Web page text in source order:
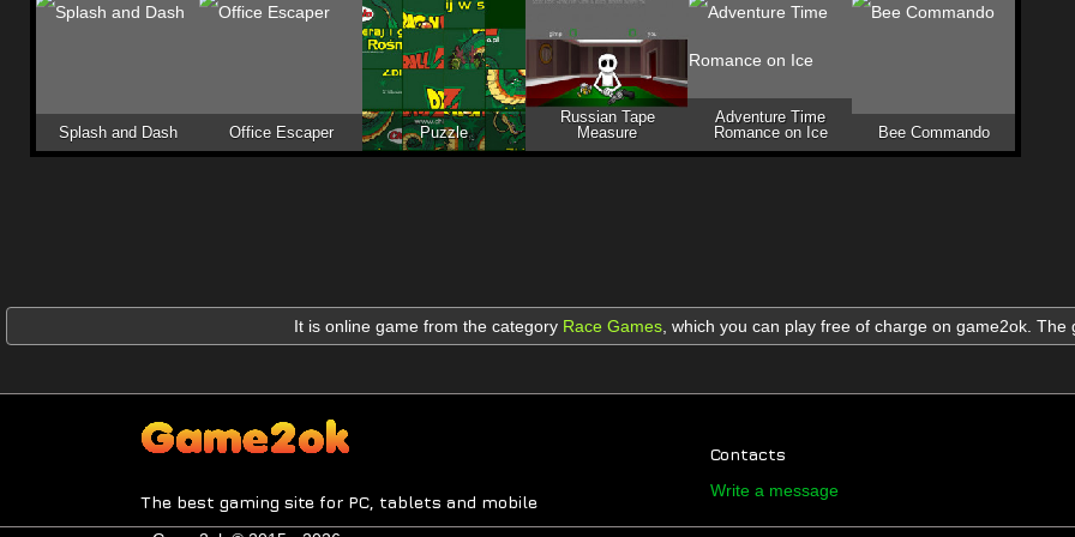
Splash and Dash Office Escaper Puzzle
Russian Tape
Measure
Adventure Time
Romance on Ice
Bee Commando
It is online game from the category Race Games which you can play free of charge on game2ok.
The best gaming site for PC, tablets and mobile
Contacts
Write a message